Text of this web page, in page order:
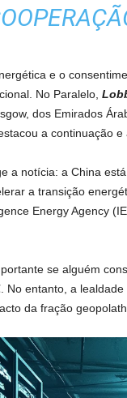
e o
No Paralelo,
dos Emirados
a continuação e
a notícia: a China
a transição
Energy Agency
se alguém
entanto, a
da fração geopolath.